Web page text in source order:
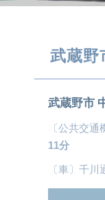
武蔵野
武蔵野市
〔公共交
11分
〔車〕千